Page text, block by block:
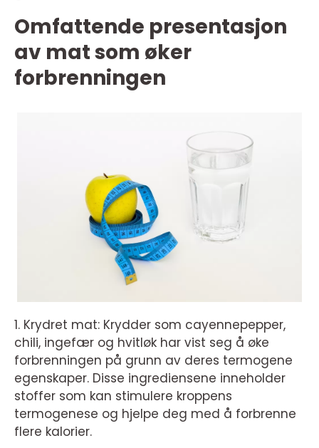
Omfattende presentasjon
av mat som øker
forbrenningen
1. Krydret mat: Krydder som cayennepepper,
chili, ingefær og hvitløk har vist seg å øke
forbrenningen på grunn av deres termogene
egenskaper. Disse ingrediensene inneholder
stoffer som kan stimulere kroppens
termogenese og hjelpe deg med å forbrenne
flere kalorier.